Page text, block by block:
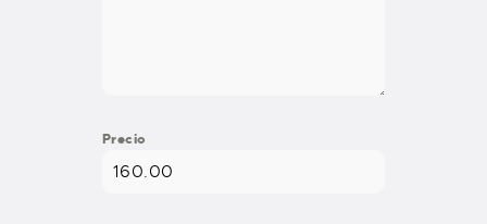
Precio